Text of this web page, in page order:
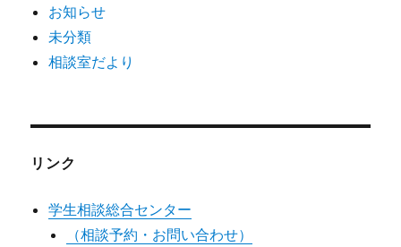
お知らせ
未分類
相談室だより
リンク
学生相談総合センター
（相談予約・お問い合わせ）